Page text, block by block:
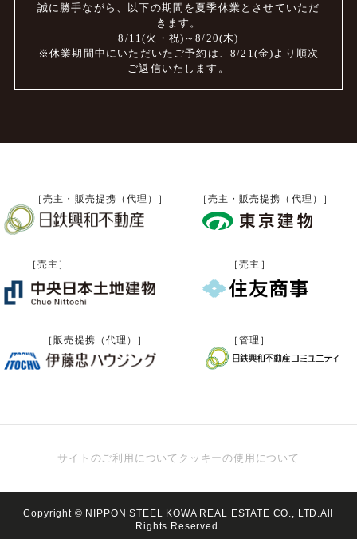
誠に勝手ながら、 以下の期間を夏季休業とさせていただ
きます。
8/11(火・祝)～8/20(木)
※休業期間中にいただいたご予約は、8/21(金)より順次
ご返信いたします。
［売主・販売提携（代理）］ ［売主・販売提携（代理）］
［売主］ ［売主］
［販売提携（代理）］ ［管理］
サイトのご利用について クッキーの使用について
Copyright © NIPPON STEEL KOWA REAL ESTATE CO., LTD.All
Rights Reserved.